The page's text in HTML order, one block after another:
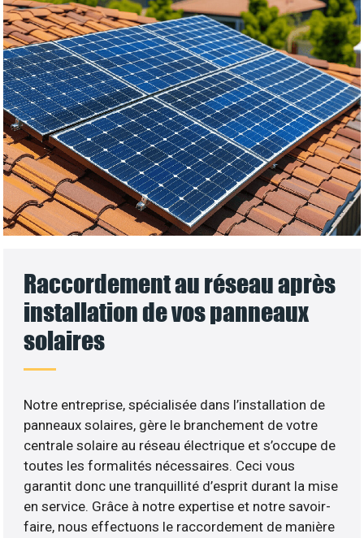
Raccordement au réseau après
installation de vos panneaux
solaires
Notre entreprise, spécialisée dans l’installation de
panneaux solaires, gère le branchement de votre
centrale solaire au réseau électrique et s’occupe de
toutes les formalités nécessaires. Ceci vous
garantit donc une tranquillité d’esprit durant la mise
en service. Grâce à notre expertise et notre savoir-
faire, nous effectuons le raccordement de manière